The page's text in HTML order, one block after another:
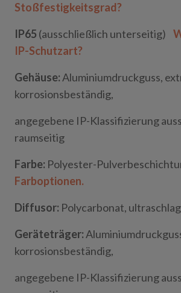
Stoßfestigkeitsgrad?
IP65 (ausschließlich unterseitig)
IP-Schutzart?
Gehäuse: Aluminiumdruckguss,
korrosionsbeständig,
angegebene IP-Klassifizierung
raumseitig
Farbe: Polyester-
Farboptionen.
Diffusor: Polycarbonat,
Geräteträger:
korrosionsbeständig,
angegebene IP-Klassifizierung